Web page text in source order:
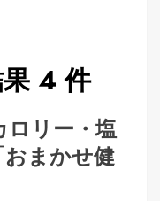
果 4 件
ロリー・塩
まかせ健